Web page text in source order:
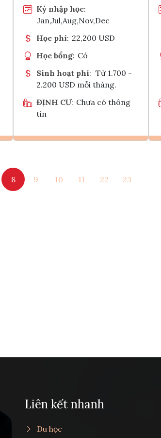
Kỳ nhập học:
Jan,Jul,Aug,Nov,Dec
Học phí: 22,200 USD
Học bổng: Có
Sinh hoạt phí: Từ 1.700 -
2.200 USD mỗi tháng.
ĐỊNH CƯ: Chưa có thông
tin
Tham vấn Interlink
8 9 10 11 22 23
Liên kết nhanh
Du học